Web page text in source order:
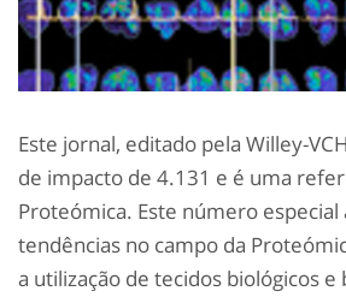
Este jornal, editado pela Willey-
de impacto de 4.131 e é uma
Proteómica. Este número
tendências no campo da
a utilização de tecidos biológicos e